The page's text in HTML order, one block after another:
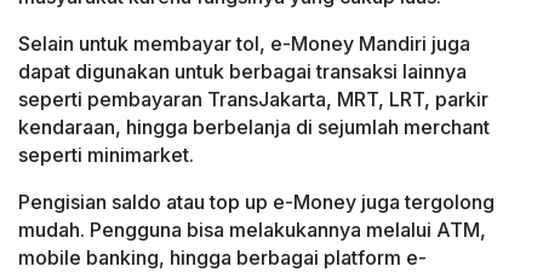
Selain untuk membayar tol, e-Money Mandiri juga
dapat digunakan untuk berbagai transaksi lainnya
seperti pembayaran TransJakarta, MRT, LRT, parkir
kendaraan, hingga berbelanja di sejumlah merchant
seperti minimarket.
Pengisian saldo atau top up e-Money juga tergolong
mudah. Pengguna bisa melakukannya melalui ATM,
mobile banking, hingga berbagai platform e-